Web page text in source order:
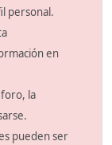
personal.
en
la
pueden ser